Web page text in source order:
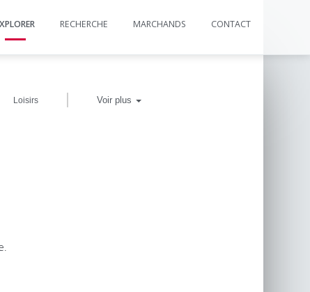
RECHERCHE MARCHANDS CONTACT
Loisirs | Voir plus